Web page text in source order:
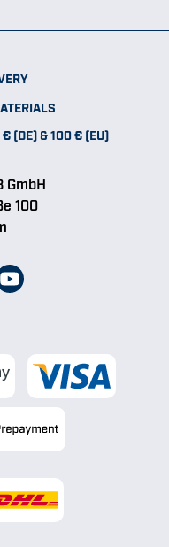
(DE) & 100 € (EU)
GmbH
100